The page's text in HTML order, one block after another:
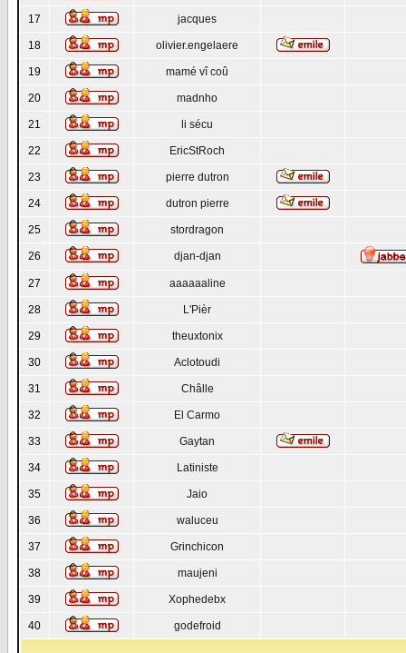
17 jacques
18 olivier.engelaere
19 mamé vî coû
20 madnho
21 li sécu
22 EricStRoch
23 pierre dutron
24 dutron pierre
25 stordragon
26 djan-djan
27 aaaaaaline
28 L'Pièr
29 theuxtonix
30 Aclotoudi
31 Châlle
32 El Carmo
33 Gaytan
34 Latiniste
35 Jaio
36 waluceu
37 Grinchicon
38 maujeni
39 Xophedebx
40 godefroid